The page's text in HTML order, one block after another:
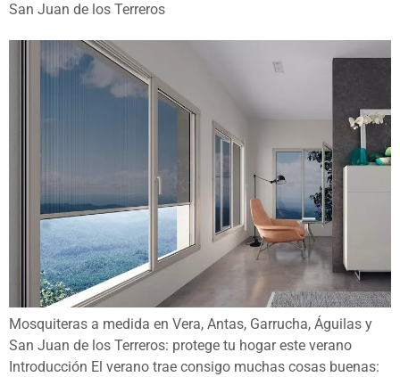
San Juan de los Terreros
Mosquiteras a medida en Vera, Antas, Garrucha, Águilas y
San Juan de los Terreros: protege tu hogar este verano
Introducción El verano trae consigo muchas cosas buenas: